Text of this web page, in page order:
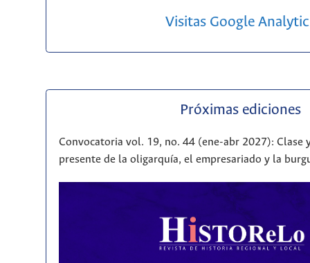
Visitas Google
Próximas ediciones
Convocatoria vol. 19, no. 44 (ene-abr 2027): Clase
presente de la oligarquía, el empresariado y la